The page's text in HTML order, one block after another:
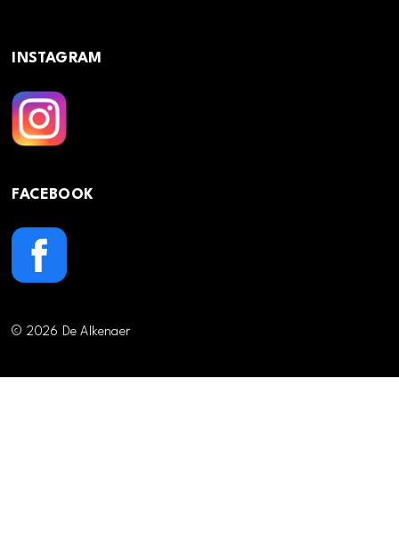
INSTAGRAM
FACEBOOK
© 2026 De Alkenaer